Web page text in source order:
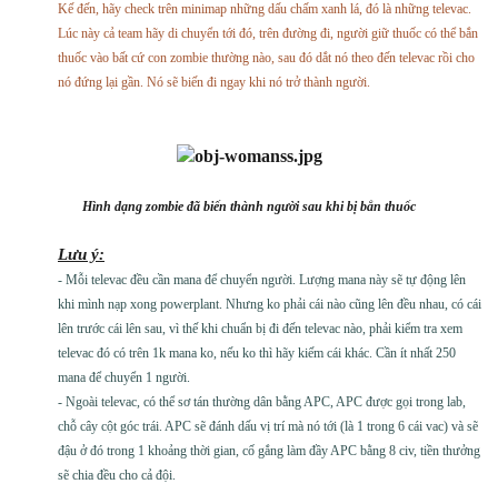
Kế đến, hãy check trên minimap những dấu chấm xanh lá, đó là những televac.
Lúc này cả team hãy di chuyển tới đó, trên đường đi, người giữ thuốc có thể bắn
thuốc vào bất cứ con zombie thường nào, sau đó dắt nó theo đến televac rồi cho
nó đứng lại gần. Nó sẽ biến đi ngay khi nó trở thành người.
Hình dạng zombie đã biến thành người sau khi bị bắn thuốc
Lưu ý:
- Mỗi televac đều cần mana để chuyển người. Lượng mana này sẽ tự động lên
khi mình nạp xong powerplant. Nhưng ko phải cái nào cũng lên đều nhau, có cái
lên trước cái lên sau, vì thế khi chuẩn bị đi đến televac nào, phải kiểm tra xem
televac đó có trên 1k mana ko, nếu ko thì hãy kiếm cái khác. Cần ít nhất 250
mana để chuyển 1 người.
- Ngoài televac, có thể sơ tán thường dân bằng APC, APC được gọi trong lab,
chỗ cây cột góc trái. APC sẽ đánh dấu vị trí mà nó tới (là 1 trong 6 cái vac) và sẽ
đậu ở đó trong 1 khoảng thời gian, cố gắng làm đầy APC bằng 8 civ, tiền thưởng
sẽ chia đều cho cả đội.